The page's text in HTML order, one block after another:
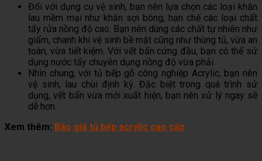
Đối với dụng cụ vệ sinh, bạn nên lựa chọn các loại khăn
lau mềm mại như khăn sợi bông, hạn chế các loại chất
tẩy rửa nồng độ cao. Bạn nên dùng các chất tự nhiên như
giấm, chanh khi vệ sinh bề mặt cũng như thùng tủ, vừa an
toàn, vừa tiết kiệm. Với vết bẩn cứng đầu, bạn có thể sử
dụng nước tẩy chuyên dụng nồng độ vừa phải.
Nhìn chung, với tủ bếp gỗ công nghiệp Acrylic, bạn nên
vệ sinh, lau chùi định kỳ. Đặc biệt trong quá trình sử
dụng, vết bẩn vừa mới xuất hiện, bạn nên xử lý ngay sẽ
dễ hơn.
Xem thêm: Báo giá tủ bếp acrylic cao cấp